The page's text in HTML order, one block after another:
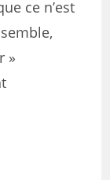
ce n’est
»